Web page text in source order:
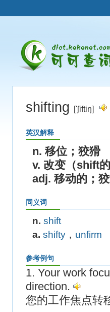
shifting ['ʃiftiŋ]
英汉解释
n. 移位；狡猾
v. 改变（shift的
adj. 移动的；
同义词
n. shift
a. shifty ， unfirm
参考例句
1. Your work
direction.
您的工作焦点转